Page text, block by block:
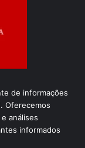
de informações
Oferecemos
análises
informados